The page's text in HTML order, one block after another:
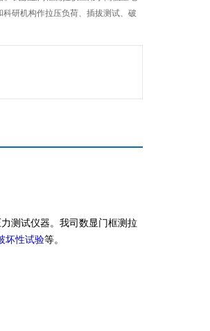
研机构作拉压负荷、插拔测试、破
测试仪器。我司数显门框测拉
坏性试验等。